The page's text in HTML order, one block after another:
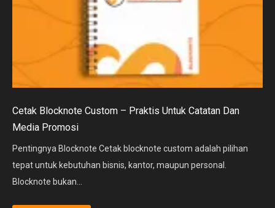
Cetak Blocknote Custom – Praktis Untuk Catatan Dan
Media Promosi
Pentingnya Blocknote Cetak blocknote custom adalah pilihan
tepat untuk kebutuhan bisnis, kantor, maupun personal.
Blocknote bukan...